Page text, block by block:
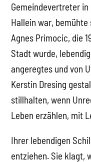
Gemeindevertreter
Hallein war,
Agnes Primocic, die
Stadt wurde,
angeregtes und von
Kerstin Dresing
stillhalten, wenn
Leben erzählen, mit
Ihrer lebendigen
entziehen. Sie klagt,